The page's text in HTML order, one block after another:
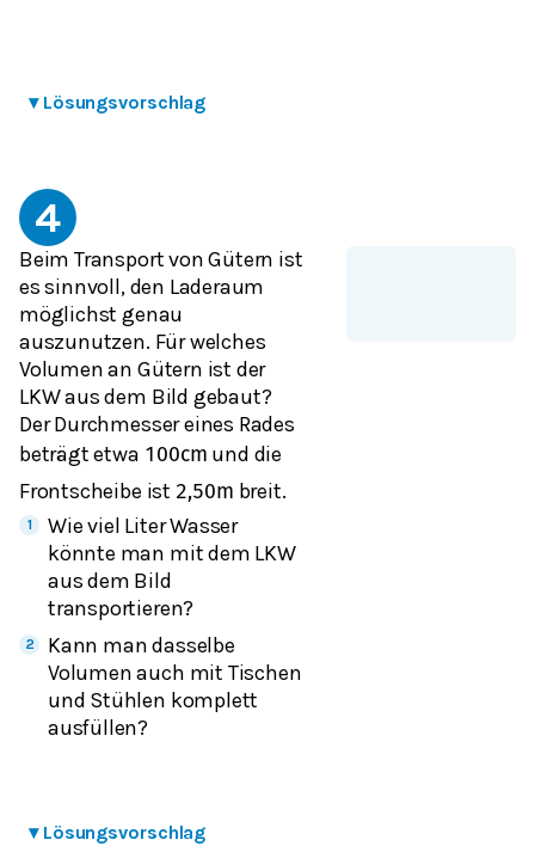
▾ Lösungsvorschlag
4
Beim Transport von Gütern ist
es sinnvoll, den Laderaum
möglichst genau
auszunutzen. Für welches
Volumen an Gütern ist der
LKW aus dem Bild gebaut?
Der Durchmesser eines Rades
beträgt etwa 100cm und die
Frontscheibe ist 2,50m breit.
Wie viel Liter Wasser
könnte man mit dem LKW
aus dem Bild
transportieren?
Kann man dasselbe
Volumen auch mit Tischen
und Stühlen komplett
ausfüllen?
▾ Lösungsvorschlag